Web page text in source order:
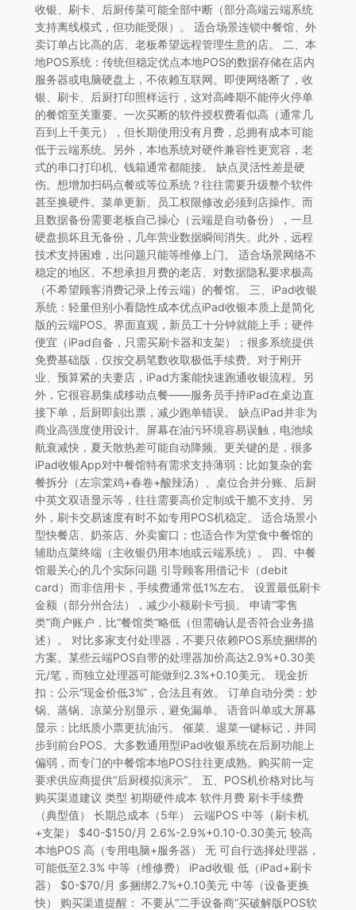
收银、刷卡、后厨传菜可能全部中断（部分高端云端系统
支持离线模式，但功能受限）。 适合场景连锁中餐馆、外
卖订单占比高的店、老板希望远程管理生意的店。 二、本
地POS系统：传统但稳定优点本地POS的数据存储在店内
服务器或电脑硬盘上，不依赖互联网。即便网络断了，收
银、刷卡、后厨打印照样运行，这对高峰期不能停火停单
的餐馆至关重要。一次买断的软件授权费看似高（通常几
百到上千美元），但长期使用没有月费，总拥有成本可能
低于云端系统。另外，本地系统对硬件兼容性更宽容，老
式的串口打印机、钱箱通常都能接。 缺点灵活性差是硬
伤。想增加扫码点餐或等位系统？往往需要升级整个软件
甚至换硬件。菜单更新、员工权限修改必须到店操作。而
且数据备份需要老板自己操心（云端是自动备份），一旦
硬盘损坏且无备份，几年营业数据瞬间消失。此外，远程
技术支持困难，出问题只能等维修上门。 适合场景网络不
稳定的地区、不想承担月费的老店、对数据隐私要求极高
（不希望顾客消费记录上传云端）的餐馆。 三、iPad收银
系统：轻量但别小看隐性成本优点iPad收银本质上是简化
版的云端POS。界面直观，新员工十分钟就能上手；硬件
便宜（iPad自备，只需买刷卡器和支架）；很多系统提供
免费基础版，仅按交易笔数收取极低手续费。对于刚开
业、预算紧的夫妻店，iPad方案能快速跑通收银流程。另
外，它很容易集成移动点餐——服务员手持iPad在桌边直
接下单，后厨即刻出票，减少跑单错误。 缺点iPad并非为
商业高强度使用设计。屏幕在油污环境容易误触，电池续
航衰减快，夏天散热差可能自动降频。更关键的是，很多
iPad收银App对中餐馆特有需求支持薄弱：比如复杂的套
餐拆分（左宗棠鸡+春卷+酸辣汤）、桌位合并分账、后厨
中英文双语显示等，往往需要高价定制或干脆不支持。另
外，刷卡交易速度有时不如专用POS机稳定。 适合场景小
型快餐店、奶茶店、外卖窗口；也适合作为堂食中餐馆的
辅助点菜终端（主收银仍用本地或云端系统）。 四、中餐
馆最关心的几个实际问题 引导顾客用借记卡（debit
card）而非信用卡，手续费通常低1%左右。 设置最低刷卡
金额（部分州合法），减少小额刷卡亏损。 申请“零售
类”商户账户，比“餐馆类”略低（但需确认是否符合业务描
述）。 对比多家支付处理器，不要只依赖POS系统捆绑的
方案。某些云端POS自带的处理器加价高达2.9%+0.30美
元/笔，而独立处理器可能做到2.3%+0.10美元。 现金折
扣：公示“现金价低3%”，合法且有效。 订单自动分类：炒
锅、蒸锅、凉菜分别显示，避免漏单。 语音叫单或大屏幕
显示：比纸质小票更抗油污。 催菜、退菜一键标记，并同
步到前台POS。大多数通用型iPad收银系统在后厨功能上
偏弱，而专门的中餐馆本地POS往往更成熟。购买前一定
要求供应商提供“后厨模拟演示”。 五、POS机价格对比与
购买渠道建议 类型 初期硬件成本 软件月费 刷卡手续费
（典型值） 长期总成本（5年） 云端POS 中等（刷卡机
+支架） $40-$150/月 2.6%-2.9%+0.10-0.30美元 较高
本地POS 高（专用电脑+服务器） 无 可自行选择处理器，
可能低至2.3% 中等（维修费） iPad收银 低（iPad+刷卡
器） $0-$70/月 多捆绑2.7%+0.10美元 中等（设备更换
快） 购买渠道提醒： 不要从“二手设备商”买破解版POS软